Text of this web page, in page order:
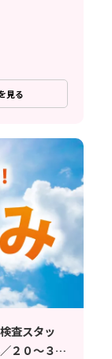
見る
査スタッ
２０～３０